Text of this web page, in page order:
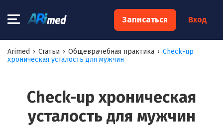
Записаться Вход
Arimed › Статьи › Общеврачебная практика › Сheck-up
хроническая усталость для мужчин
Сheck-up хроническая
усталость для мужчин
×
Запишитесь на консультацию к
специалисту
Ваш телефон:*